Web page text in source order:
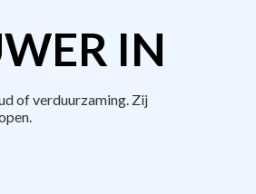
IN
of verduurzaming. Zij